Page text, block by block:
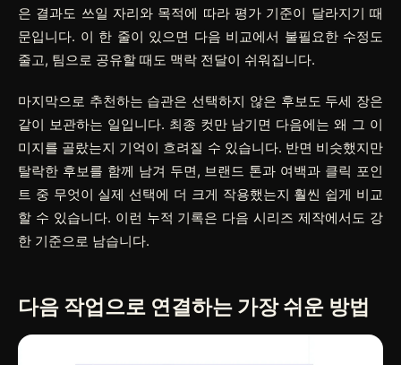
은 결과도 쓰일 자리와 목적에 따라 평가 기준이 달라지기 때
문입니다. 이 한 줄이 있으면 다음 비교에서 불필요한 수정도
줄고, 팀으로 공유할 때도 맥락 전달이 쉬워집니다.
마지막으로 추천하는 습관은 선택하지 않은 후보도 두세 장은
같이 보관하는 일입니다. 최종 컷만 남기면 다음에는 왜 그 이
미지를 골랐는지 기억이 흐려질 수 있습니다. 반면 비슷했지만
탈락한 후보를 함께 남겨 두면, 브랜드 톤과 여백과 클릭 포인
트 중 무엇이 실제 선택에 더 크게 작용했는지 훨씬 쉽게 비교
할 수 있습니다. 이런 누적 기록은 다음 시리즈 제작에서도 강
한 기준으로 남습니다.
다음 작업으로 연결하는 가장 쉬운 방법